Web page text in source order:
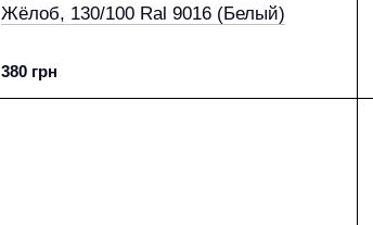
Жёлоб, 130/100 Ral 9016 (Белый)
380 грн